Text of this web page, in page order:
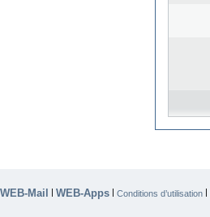
WEB-Mail | WEB-Apps | Conditions d’utilisation |